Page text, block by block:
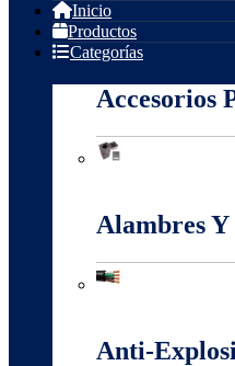
Inicio
Productos
Categorías
Accesorios
Alambres
Anti-